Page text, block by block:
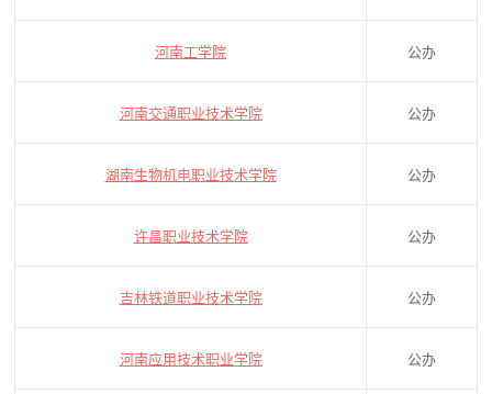
河南工学院 公办
河南交通职业技术学院 公办
湖南生物机电职业技术学院 公办
许昌职业技术学院 公办
吉林铁道职业技术学院 公办
河南应用技术职业学院 公办